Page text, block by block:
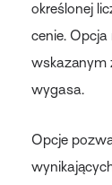
określonej
cenie.
wskazanym
wygasa.
Opcje